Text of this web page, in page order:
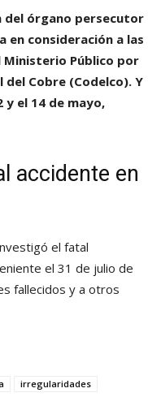
del órgano persecutor
en consideración a las
Ministerio Público por
Cobre (Codelco). Y
y el 14 de mayo,
accidente en
el fatal
el 31 de julio de
fallecidos y a otros
irregularidades